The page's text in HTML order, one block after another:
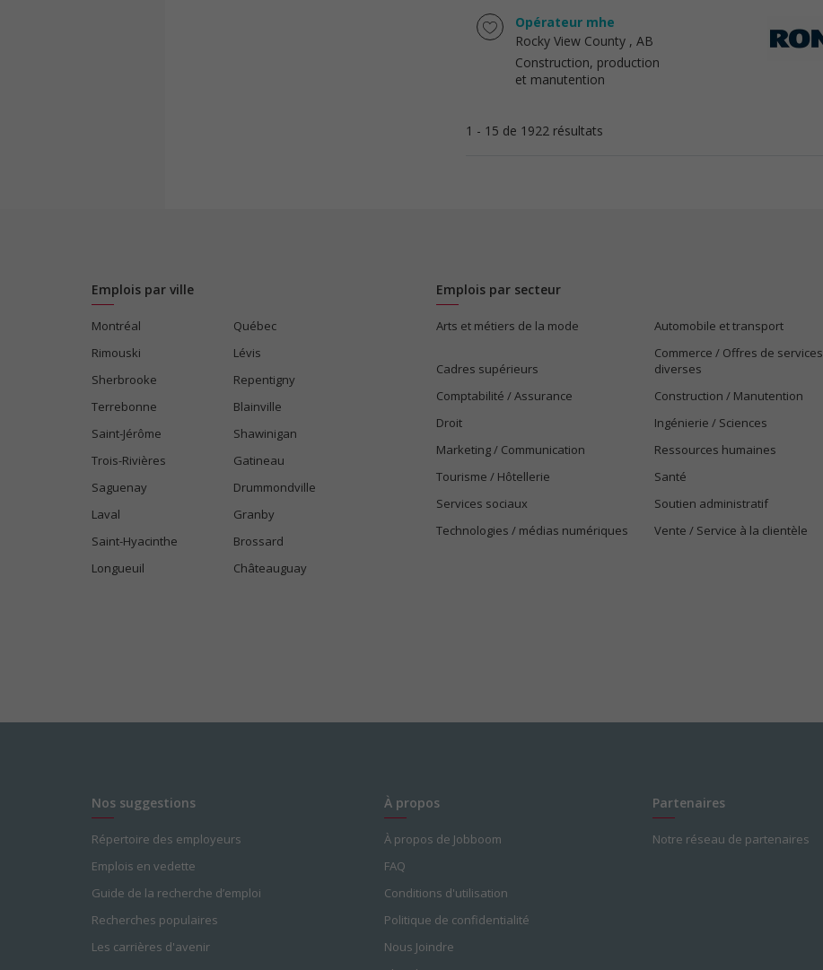
Opérateur mhe
Rocky View County , AB
Construction, production
et manutention
1 - 15 de 1922 résultats
Emplois par ville
Montréal
Québec
Rimouski
Lévis
Sherbrooke
Repentigny
Terrebonne
Blainville
Saint-Jérôme
Shawinigan
Trois-Rivières
Gatineau
Saguenay
Drummondville
Laval
Granby
Saint-Hyacinthe
Brossard
Longueuil
Châteauguay
Emplois par secteur
Arts et métiers de la mode Automobile et transport
Cadres supérieurs
Commerce / Offres de services
diverses
Comptabilité / Assurance
Construction / Manutention
Droit
Ingénierie / Sciences
Marketing / Communication
Ressources humaines
Tourisme / Hôtellerie
Santé
Services sociaux
Soutien administratif
Technologies / médias numériques
Vente / Service à la clientèle
Nos suggestions
Répertoire des employeurs
Emplois en vedette
Guide de la recherche d’emploi
Recherches populaires
Les carrières d'avenir
À propos
À propos de Jobboom
FAQ
Conditions d'utilisation
Politique de confidentialité
Nous Joindre
Partenaires
Notre réseau de partenaires